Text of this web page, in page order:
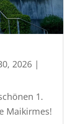
2026|
1.
Maikirmes!